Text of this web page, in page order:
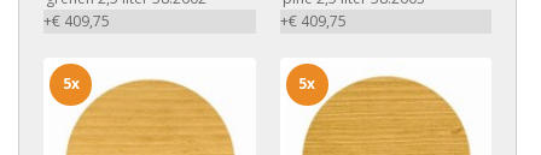
+€ 409,75
+€ 409,75
5x 5x